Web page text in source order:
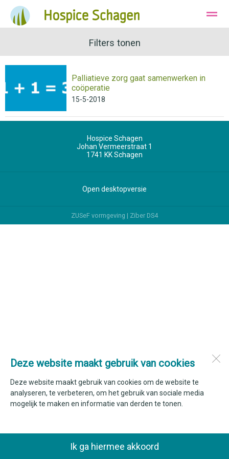
Huisvesting Wie zijn wij
Bellen Instagram E-mail
Deze website maakt gebruik van cookies
Deze website maakt gebruik van cookies om de website te
analyseren, te verbeteren, om het gebruik van sociale media
mogelijk te maken en informatie van derden te tonen.
Ik ga hiermee akkoord
Filters tonen
Palliatieve zorg gaat samenwerken in
coöperatie
15-5-2018
Hospice Schagen
Johan Vermeerstraat 1
1741 KKSchagen
Open desktopversie
ZUSeF vormgeving | Ziber DS4